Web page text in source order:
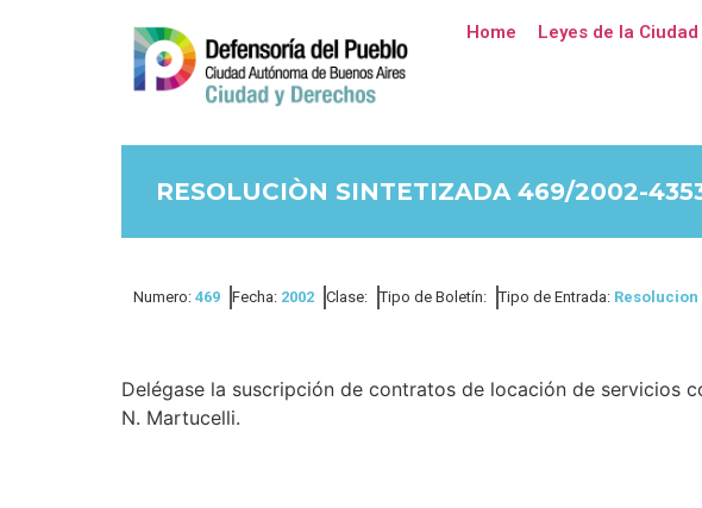
Home Leyes de la Ciudad
RESOLUCIÒN SINTETIZADA 469/2002-
Numero: 469 Fecha: 2002 Clase: Tipo de Boletín: Tipo de Entrada: Resolucion
Delégase la suscripción de contratos de locación de servicios
N. Martucelli.